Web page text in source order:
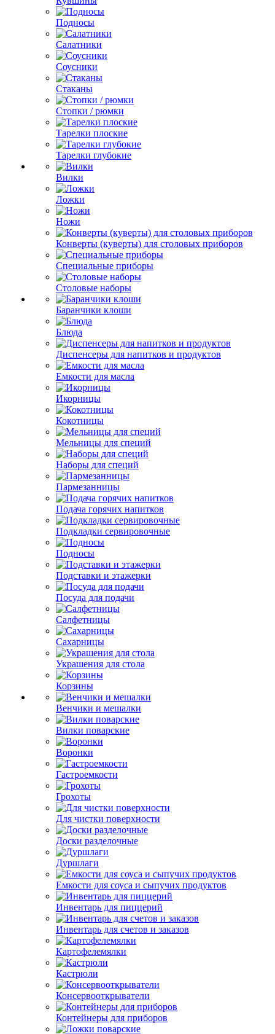
Подносы
Салатники
Соусники
Стаканы
Стопки / рюмки
Тарелки плоские
Тарелки глубокие
Вилки
Ложки
Ножи
Конверты (куверты) для столовых приборов
Специальные приборы
Столовые наборы
Баранчики клоши
Блюда
Диспенсеры для напитков и продуктов
Емкости для масла
Икорницы
Кокотницы
Мельницы для специй
Наборы для специй
Пармезанницы
Подача горячих напитков
Подкладки сервировочные
Подносы
Подставки и этажерки
Посуда для подачи
Салфетницы
Сахарницы
Украшения для стола
Корзины
Венчики и мешалки
Вилки поварские
Воронки
Гастроемкости
Грохоты
Для чистки поверхности
Доски разделочные
Дуршлаги
Емкости для соуса и сыпучих продуктов
Инвентарь для пиццерий
Инвентарь для счетов и заказов
Картофелемялки
Кастрюли
Консервооткрыватели
Контейнеры для приборов